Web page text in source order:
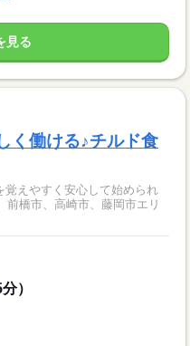
見る
く働ける♪チルド食
えやすく安心して始められ
前橋市、高崎市、藤岡市エリ
）